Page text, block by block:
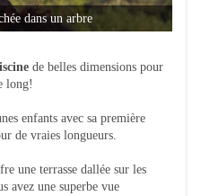
dans un arbre
de belles dimensions pour
long!
enfants avec sa première
de vraies longueurs.
une terrasse dallée sur les
avez une superbe vue